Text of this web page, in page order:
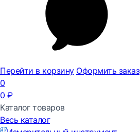
Перейти в корзину Оформить заказ
0
0 ₽
Каталог товаров
Весь каталог